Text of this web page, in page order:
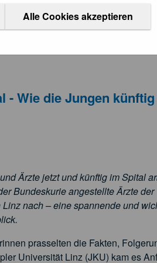
Alle Cookies akzeptieren
- Wie die Jungen
Ärzte jetzt und künftig im Spital
Bundeskurie angestellte Ärzte der
nach – eine spannende und
prasselten die Fakten,
Universität Linz (JKU) kam es